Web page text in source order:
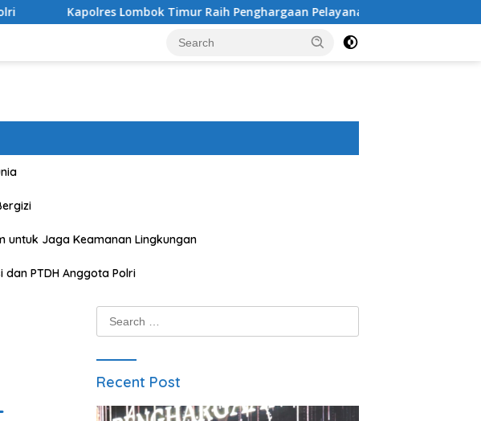
Lombok Timur Raih Penghargaan Pelayanan Prima Predikat A dari Kapolri
untuk Jaga Keamanan Lingkungan
PTDH Anggota Polri
Search
for:
Recent Post